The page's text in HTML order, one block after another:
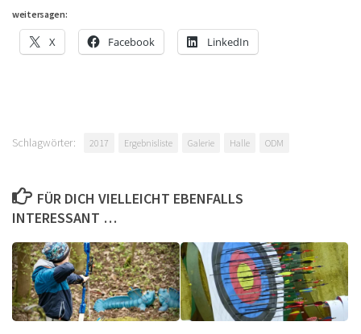
weitersagen:
X Facebook LinkedIn
Schlagwörter: 2017 Ergebnisliste Galerie Halle ODM
FÜR DICH VIELLEICHT EBENFALLS
INTERESSANT …